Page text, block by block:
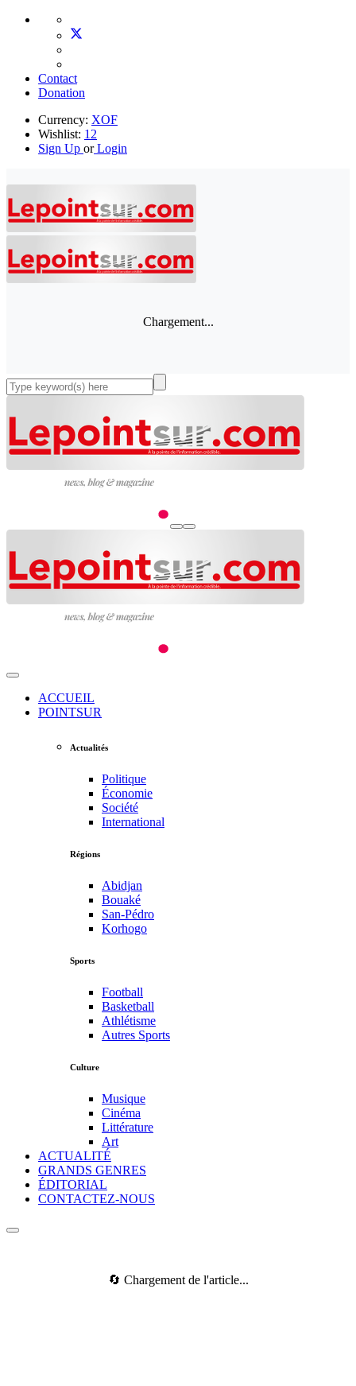
Contact
Donation
Currency: XOF
Wishlist: 12
Sign Up orLogin
Chargement...
ACCUEIL
POINTSUR
Actualités
Politique
Économie
Société
International
Régions
Abidjan
Bouaké
San-Pédro
Korhogo
Sports
Football
Basketball
Athlétisme
Autres Sports
Culture
Musique
Cinéma
Littérature
Art
ACTUALITÉ
GRANDS GENRES
ÉDITORIAL
CONTACTEZ-NOUS
🔄 Chargement de l'article...